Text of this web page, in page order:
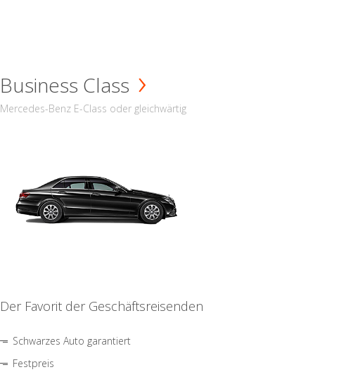
Business Class
Mercedes-Benz E-Class oder gleichwärtig
Der Favorit der Geschäftsreisenden
Schwarzes Auto garantiert
Festpreis